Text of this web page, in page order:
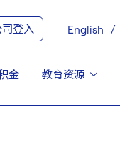
登入 English
金 教育资源